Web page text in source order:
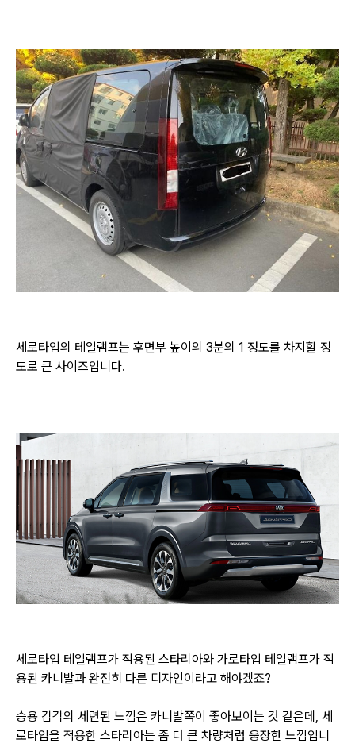
세로타입의 테일램프는 후면부 높이의 3분의 1 정도를 차지할 정
도로 큰 사이즈입니다.
세로타입 테일램프가 적용된 스타리아와 가로타입 테일램프가 적
용된 카니발과 완전히 다른 디자인이라고 해야겠죠?
승용 감각의 세련된 느낌은 카니발쪽이 좋아보이는 것 같은데, 세
로타입을 적용한 스타리아는 좀 더 큰 차량처럼 웅장한 느낌입니